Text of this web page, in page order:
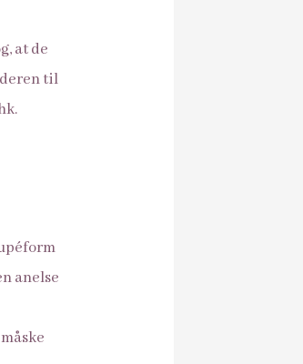
at de
til
anelse